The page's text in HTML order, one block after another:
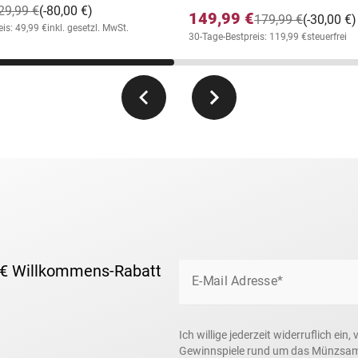
Teddybär in Deutschland auf den
Neugestaltung der 20-Dollar-
dem Künstler Augustus Saint-
Saint-Gaudens
1905 vor, denrenommierten
sogenannten „Amerikanischen
(-80,00 €)
€
49,99 €inkl. gesetzl. MwSt.
149,99 € (-30,00 €)
179,99 €
30-Tage-Bestpreis: 119,99 €steuerfrei
Willkommens-Rabatt
E-Mail Adresse*
Ich willige jederzeit widerruflich ein,
Gewinnspiele rund um das